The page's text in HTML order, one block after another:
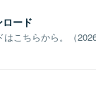
ード
こちらから。（